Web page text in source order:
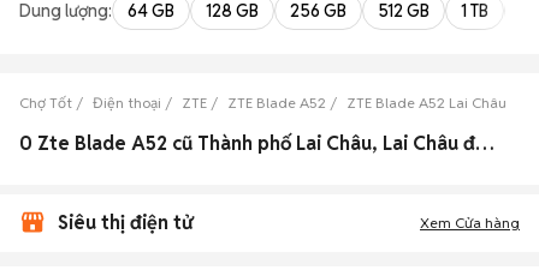
Dung lượng: 64 GB 128 GB 256 GB 512 GB 1 TB
Chợ Tốt Điện thoại ZTE ZTE Blade A52 ZTE Blade A52 Lai Châu
0 Zte Blade A52 cũ Thành phố Lai Châu, Lai Châu đẹp
Siêu thị điện tử Xem Cửa hàng